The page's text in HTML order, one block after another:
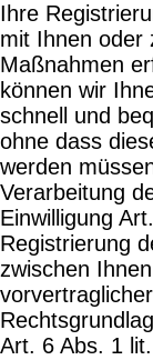
Ihre
mit Ihnen oder
Maßnahmen
können wir
schnell und
ohne dass
werden
Verarbeitung
Einwilligung
Registrierung
zwischen
Art. 6 Abs. 1